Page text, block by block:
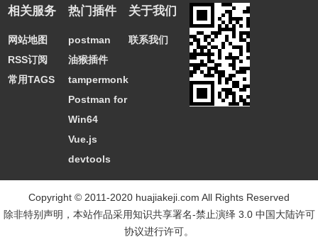
相关服务
网站地图
RSS订阅
常用TAGS
热门插件
postman
油猴插件
tampermonkey
Postman for
Win64
Vue.js
devtools
关于我们
联系我们
Copyright © 2011-2020 huajiakeji.com All Rights Reserved
除非特别声明，本站作品采用知识共享署名-禁止演绎 3.0 中国大陆许可
协议进行许可。